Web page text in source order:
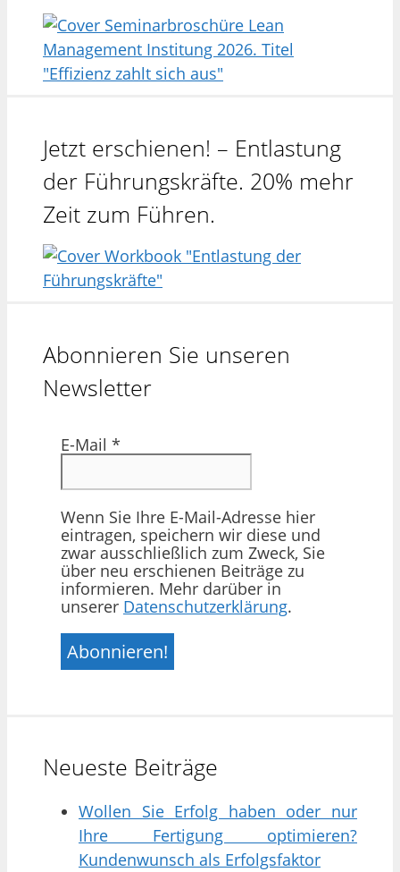
Jetzt erschienen! – Entlastung
der Führungskräfte. 20% mehr
Zeit zum Führen.
Abonnieren Sie unseren
Newsletter
E-Mail *
Wenn Sie Ihre E-Mail-Adresse hier
eintragen, speichern wir diese und
zwar ausschließlich zum Zweck, Sie
über neu erschienen Beiträge zu
informieren. Mehr darüber in
unserer Datenschutzerklärung.
Neueste Beiträge
Wollen Sie Erfolg haben oder nur
Ihre Fertigung optimieren?
Kundenwunsch als Erfolgsfaktor